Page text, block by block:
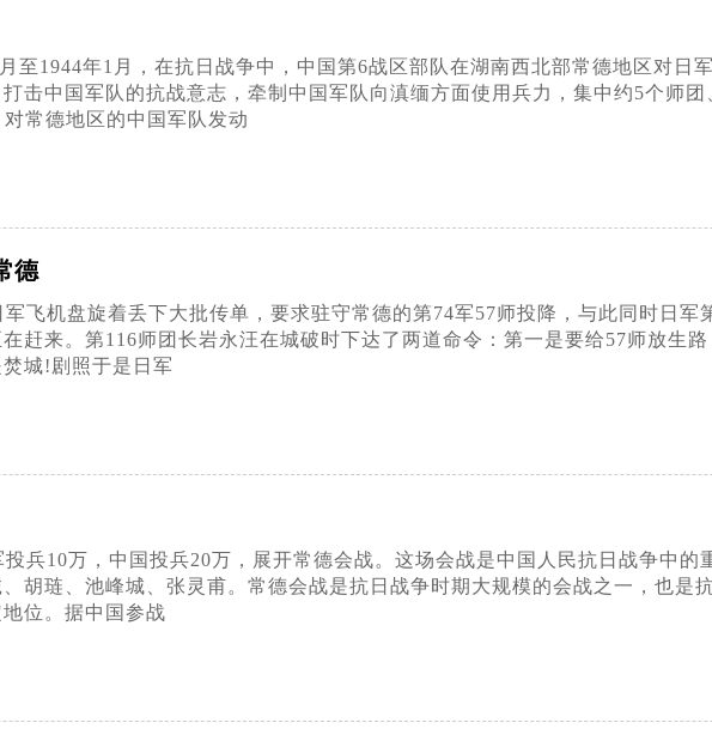
至1944年1月，在抗日战争中，中国第6战区部队在湖南西北部常德地区对日
击中国军队的抗战意志，牵制中国军队向滇缅方面使用兵力，集中约5个师
常德地区的中国军队发动
德
军飞机盘旋着丢下大批传单，要求驻守常德的第74军57师投降，与此同时日
赶来。第116师团长岩永汪在城破时下达了两道命令：第一是要给57师放生
城!剧照于是日军
投兵10万，中国投兵20万，展开常德会战。这场会战是中国人民抗日战争中
胡琏、池峰城、张灵甫。常德会战是抗日战争时期大规模的会战之一，也是
位。据中国参战